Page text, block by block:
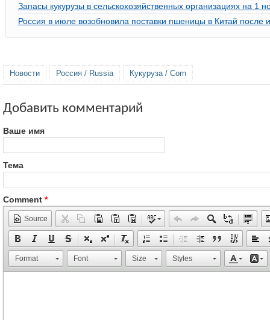
Запасы кукурузы в сельскохозяйственных организациях на 1
Россия в июле возобновила поставки пшеницы в Китай после
Новости Россия / Russia Кукуруза / Corn
Добавить комментарий
Ваше имя
Тема
Comment *
Source
Format Font Size Styles